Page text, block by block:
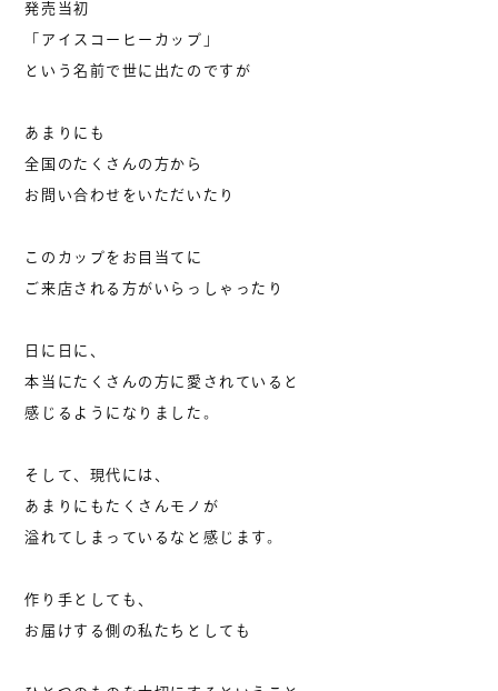
発売当初
「アイスコーヒーカップ」
という名前で世に出たのですが
あまりにも
全国のたくさんの方から
お問い合わせをいただいたり
このカップをお目当てに
ご来店される方がいらっしゃったり
日に日に、
本当にたくさんの方に愛されていると
感じるようになりました。
そして、現代には、
あまりにもたくさんモノが
溢れてしまっているなと感じます。
作り手としても、
お届けする側の私たちとしても